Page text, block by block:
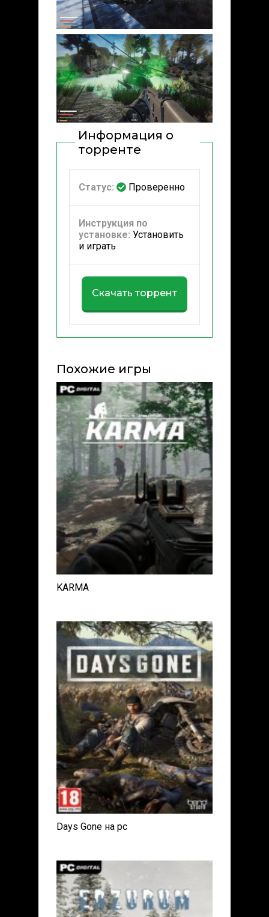
Информация о
торренте
Статус: Проверенно
Инструкция по
установке: Установить
и играть
Скачать торрент
Похожие игры
KARMA
Days Gone на pc